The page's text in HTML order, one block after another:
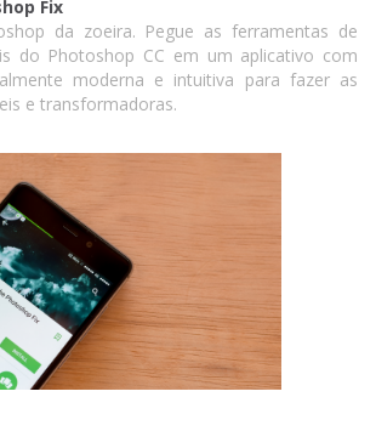
Fix
da zoeira. Pegue as ferramentas de
do Photoshop CC em um aplicativo com
moderna e intuitiva para fazer as
e transformadoras.